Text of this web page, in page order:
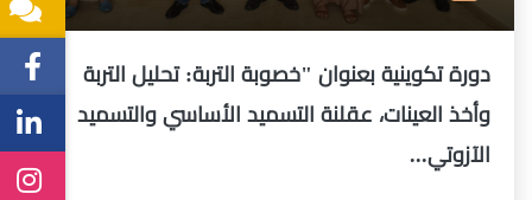
دورة تكوينية بعنوان "خصوبة التربة: تحليل التربة
وأخذ العينات، عقلنة التسميد الأساسي والتسميد
الآزوتي...